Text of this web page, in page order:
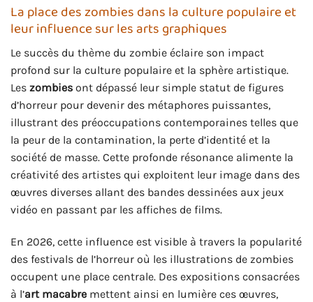
La place des zombies dans la culture populaire et
leur influence sur les arts graphiques
Le succès du thème du zombie éclaire son impact
profond sur la culture populaire et la sphère artistique.
Les zombies ont dépassé leur simple statut de figures
d’horreur pour devenir des métaphores puissantes,
illustrant des préoccupations contemporaines telles que
la peur de la contamination, la perte d’identité et la
société de masse. Cette profonde résonance alimente la
créativité des artistes qui exploitent leur image dans des
œuvres diverses allant des bandes dessinées aux jeux
vidéo en passant par les affiches de films.
En 2026, cette influence est visible à travers la popularité
des festivals de l’horreur où les illustrations de zombies
occupent une place centrale. Des expositions consacrées
à l’art macabre mettent ainsi en lumière ces œuvres,